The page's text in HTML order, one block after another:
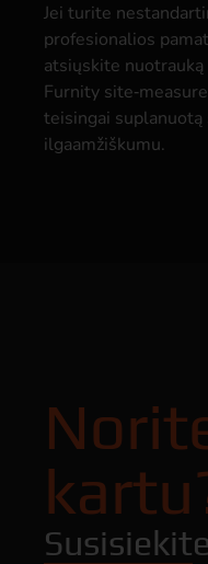
Jei turite
profesionalios
atsiųskite
Furnity
teisingai
ilgaamžiškumu.